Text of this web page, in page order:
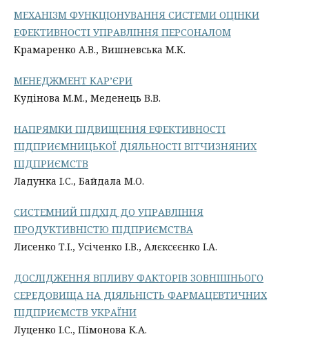
МЕХАНІЗМ ФУНКЦІОНУВАННЯ СИСТЕМИ ОЦІНКИ
ЕФЕКТИВНОСТІ УПРАВЛІННЯ ПЕРСОНАЛОМ
Крамаренко А.В., Вишневська М.К.
МЕНЕДЖМЕНТ КАР’ЄРИ
Кудінова М.М., Меденець В.В.
НАПРЯМКИ ПІДВИЩЕННЯ ЕФЕКТИВНОСТІ
ПІДПРИЄМНИЦЬКОЇ ДІЯЛЬНОСТІ ВІТЧИЗНЯНИХ
ПІДПРИЄМСТВ
Ладунка І.С., Байдала М.О.
СИСТЕМНИЙ ПІДХІД ДО УПРАВЛІННЯ
ПРОДУКТИВНІСТЮ ПІДПРИЄМСТВА
Лисенко Т.І., Усіченко І.В., Алєксєєнко І.А.
ДОСЛІДЖЕННЯ ВПЛИВУ ФАКТОРІВ ЗОВНІШНЬОГО
СЕРЕДОВИЩА НА ДІЯЛЬНІСТЬ ФАРМАЦЕВТИЧНИХ
ПІДПРИЄМСТВ УКРАЇНИ
Луценко І.С., Пімонова К.А.